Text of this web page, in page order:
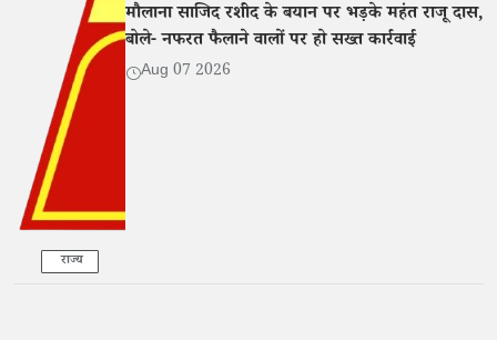
राज्य
मौलाना साजिद रशीद के बयान पर भड़के महंत राजू दास,
बोले- नफरत फैलाने वालों पर हो सख्त कार्रवाई
Aug 07 2026